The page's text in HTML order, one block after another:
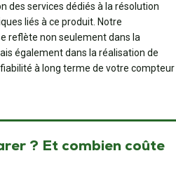
des services dédiés à la résolution
liés à ce produit. Notre
reflète non seulement dans la
également dans la réalisation de
à long terme de votre compteur
? Et combien coûte